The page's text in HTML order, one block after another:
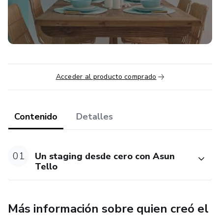
Acceder al producto comprado
Contenido Detalles
01
Un staging desde cero con Asun
Tello
Más información sobre quien creó el